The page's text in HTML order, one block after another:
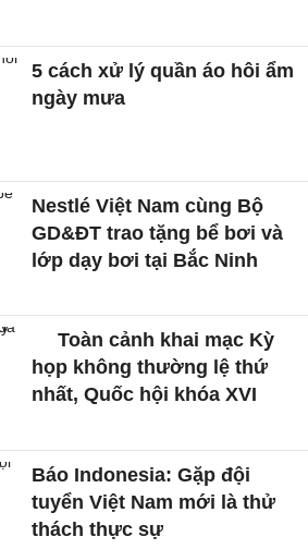
5 cách xử lý quần áo hôi ẩm
ngày mưa
Nestlé Việt Nam cùng Bộ
GD&ĐT trao tặng bể bơi và
lớp dạy bơi tại Bắc Ninh
Toàn cảnh khai mạc Kỳ
họp không thường lệ thứ
nhất, Quốc hội khóa XVI
Báo Indonesia: Gặp đội
tuyển Việt Nam mới là thử
thách thực sự